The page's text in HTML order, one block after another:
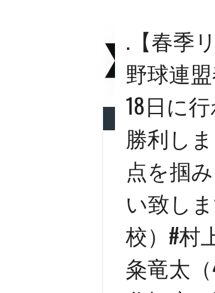
京
めざせ
ホーム 日程表 LINK
.【春季
野球連
18日に
勝利し
点を掴
い致し
校）#村
粂竜太